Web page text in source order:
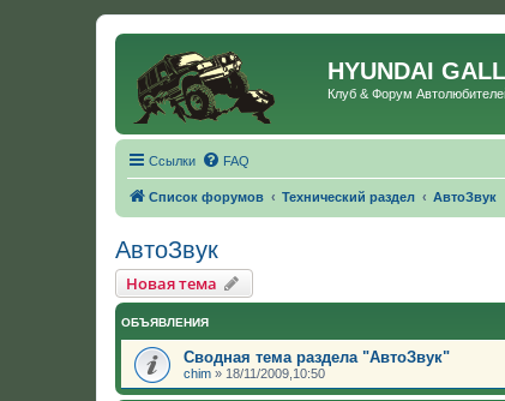
HYUNDAI
Клуб & Форум
Ссылки FAQ
Список форумов Технический раздел АвтоЗвук
АвтоЗвук
Новая тема
ОБЪЯВЛЕНИЯ
Сводная тема раздела "АвтоЗвук"
chim » 18/11/2009,10:50